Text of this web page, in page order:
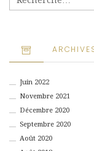
Juin 2022
Novembre 2021
Décembre 2020
Septembre 2020
Août 2020